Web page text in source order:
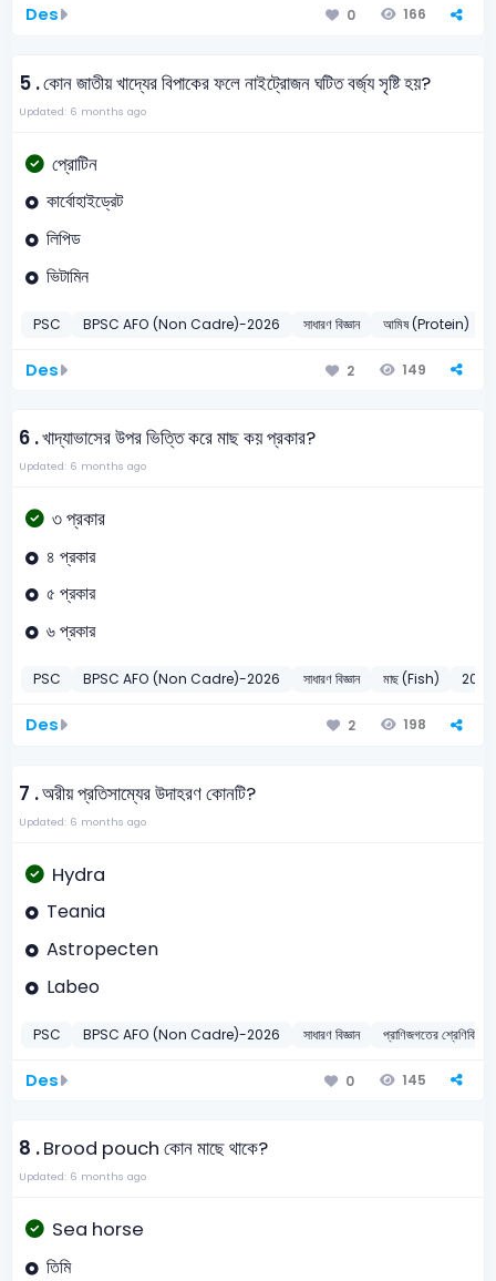
Des 0 166
5 .কোন জাতীয় খাদ্যের বিপাকের ফলে নাইট্রোজন ঘটিত বর্জ্য সৃষ্টি হয়?
Updated: 6 months ago
প্রোটিন
কার্বোহাইড্রেট
লিপিড
ভিটামিন
PSC BPSC AFO (Non Cadre)-2026 সাধারণ বিজ্ঞান আমিষ (Protein)
Des 2 149
6 .খাদ্যাভাসের উপর ভিত্তি করে মাছ কয় প্রকার?
Updated: 6 months ago
৩ প্রকার
৪ প্রকার
৫ প্রকার
৬ প্রকার
PSC BPSC AFO (Non Cadre)-2026 সাধারণ বিজ্ঞান মাছ (Fish) 2026
Des 2 198
7 .অরীয় প্রতিসাম্যের উদাহরণ কোনটি?
Updated: 6 months ago
Hydra
Teania
Astropecten
Labeo
PSC BPSC AFO (Non Cadre)-2026 সাধারণ বিজ্ঞান প্রাণিজগতের
Des 0 145
8 .Brood pouch কোন মাছে থাকে?
Updated: 6 months ago
Sea horse
তিমি